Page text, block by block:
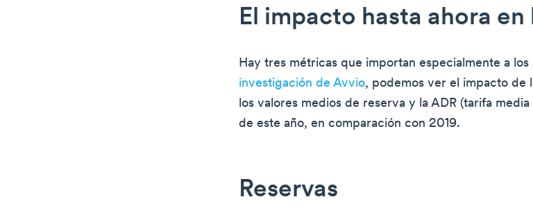
El impacto hasta ahora en
Hay tres métricas que importan especialmente a los
investigación de Avvio, podemos ver el impacto de
los valores medios de reserva y la ADR (tarifa
de este año, en comparación con 2019.
Reservas